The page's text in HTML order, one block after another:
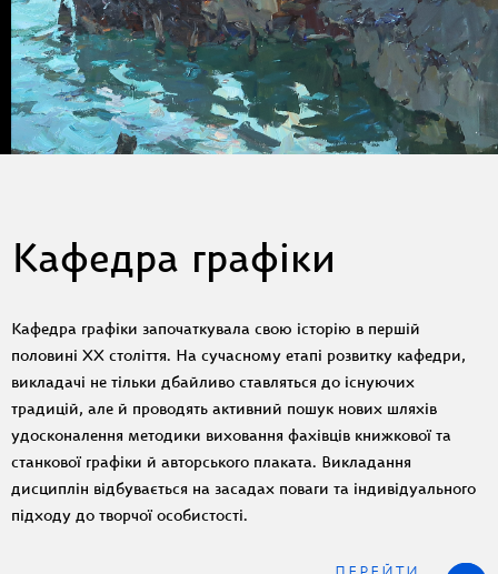
Кафедра графіки
Кафедра графіки започаткувала свою історію в першій
половині ХХ століття. На сучасному етапі розвитку кафедри,
викладачі не тільки дбайливо ставляться до існуючих
традицій, але й проводять активний пошук нових шляхів
удосконалення методики виховання фахівців книжкової та
станкової графіки й авторського плаката. Викладання
дисциплін відбувається на засадах поваги та індивідуального
підходу до творчої особистості.